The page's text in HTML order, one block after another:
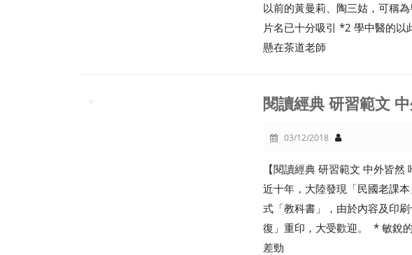
以前的黃曼莉、陶三姑，可稱
片名已十分吸引 *2 學中醫的
懸在茶道老師
閱讀經典 研習範文
03/12/2018
【閱讀經典 研習範文 中外
近十年，大陸發現「民國老課
式「教科書」，由於內容及印
復」重印，大受歡迎。 * 敏銳
差勁